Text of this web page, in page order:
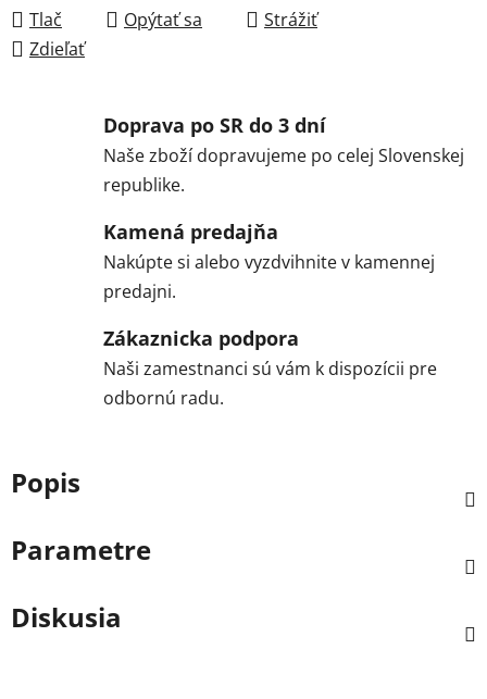
Tlač Opýtať sa
Strážiť
Zdieľať
Doprava po SR do 3 dní
Naše zboží dopravujeme po celej Slovenskej
republike.
Kamená predajňa
Nakúpte si alebo vyzdvihnite v kamennej
predajni.
Zákaznicka podpora
Naši zamestnanci sú vám k dispozícii pre
odbornú radu.
Popis
Parametre
Diskusia